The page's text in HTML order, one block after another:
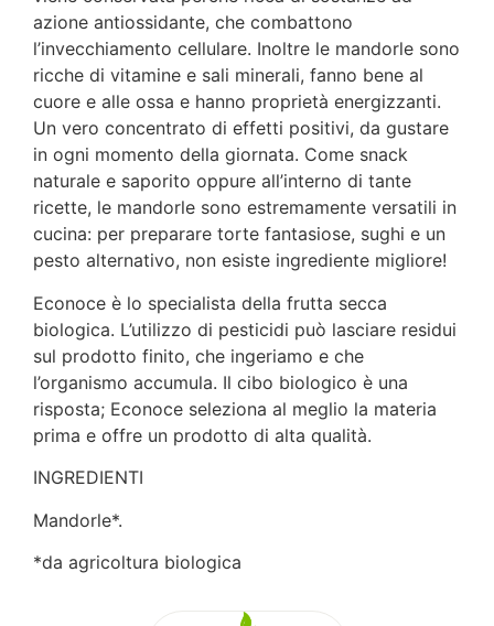
azione antiossidante, che combattono
l’invecchiamento cellulare. Inoltre le mandorle sono
ricche di vitamine e sali minerali, fanno bene al
cuore e alle ossa e hanno proprietà energizzanti.
Un vero concentrato di effetti positivi, da gustare
in ogni momento della giornata. Come snack
naturale e saporito oppure all’interno di tante
ricette, le mandorle sono estremamente versatili in
cucina: per preparare torte fantasiose, sughi e un
pesto alternativo, non esiste ingrediente migliore!
Econoce è lo specialista della frutta secca
biologica. L’utilizzo di pesticidi può lasciare residui
sul prodotto finito, che ingeriamo e che
l’organismo accumula. Il cibo biologico è una
risposta; Econoce seleziona al meglio la materia
prima e offre un prodotto di alta qualità.
INGREDIENTI
Mandorle*.
*da agricoltura biologica